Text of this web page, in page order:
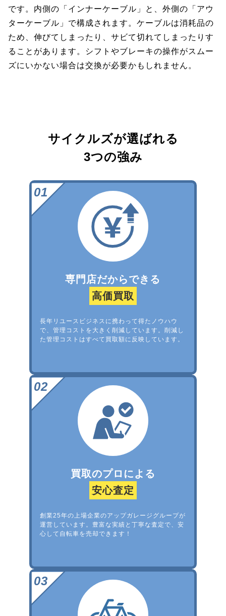
です。内側の「インナーケーブル」と、外側の「アウ
ターケーブル」で構成されます。ケーブルは消耗品の
ため、伸びてしまったり、サビて切れてしまったりす
ることがあります。シフトやブレーキの操作がスムー
ズにいかない場合は交換が必要かもしれません。
サイクルズが選ばれる
3つの強み
専門店だからできる
高価買取
長年リユースビジネスに携わって得たノウハウ
で、管理コストを大きく削減しています。削減し
た管理コストはすべて買取額に反映しています。
買取のプロによる
安心査定
創業25年の上場企業のアップガレージグループが
運営しています。豊富な実績と丁寧な査定で、安
心して自転車を売却できます！